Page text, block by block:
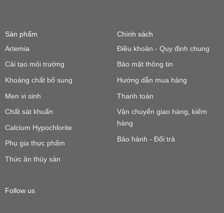
Sản phẩm
Artemia
Cải tạo môi trường
Khoáng chất bổ sung
Men vi sinh
Chất sát khuẩn
Calcium Hypochlorite
Phụ gia thực phẩm
Thức ăn thủy sản
Chính sách
Điều khoản - Quy định chung
Bảo mật thông tin
Hướng dẫn mua hàng
Thanh toán
Vận chuyển giao hàng, kiểm
hàng
Bảo hành - Đổi trả
Follow us